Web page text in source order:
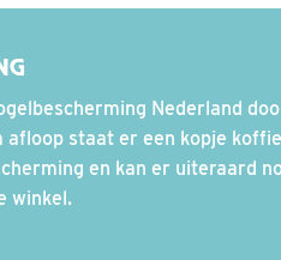
Nederland
afloop staat er een kopje
en kan er uiteraard
winkel.